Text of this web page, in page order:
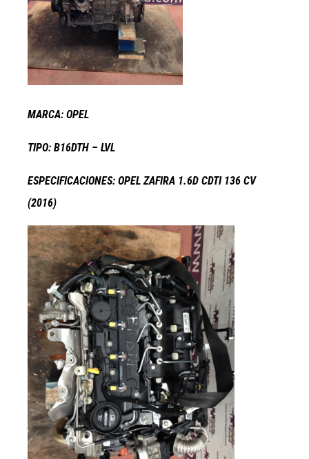
MARCA: OPEL
TIPO: B16DTH – LVL
ESPECIFICACIONES: OPEL ZAFIRA 1.6D CDTI 136 CV
(2016)